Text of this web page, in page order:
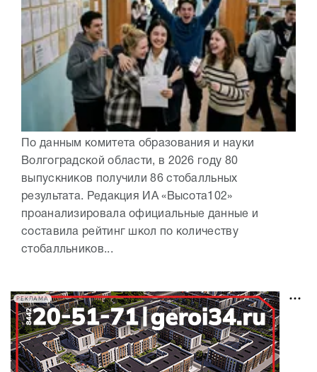
По данным комитета образования и науки
Волгоградской области, в 2026 году 80
выпускников получили 86 стобалльных
результата. Редакция ИА «Высота102»
проанализировала официальные данные и
составила рейтинг школ по количеству
стобалльников...
РЕКЛАМА